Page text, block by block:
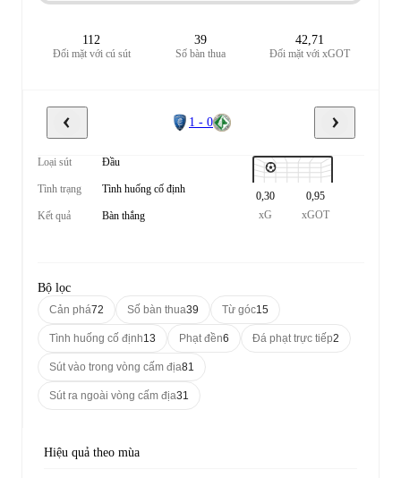
112
Đối mặt với cú sút
39
Số bàn thua
42,71
Đối mặt với xGOT
1 - 0
Loại sút Đầu
Tình trạng Tình huống cố định
Kết quả Bàn thắng
0,30
xG
0,95
xGOT
Bộ lọc
Cản phá72 Số bàn thua39 Từ góc15
Tình huống cố định13 Phạt đền6 Đá phạt trực tiếp2
Sút vào trong vòng cấm địa81
Sút ra ngoài vòng cấm địa31
Hiệu quả theo mùa